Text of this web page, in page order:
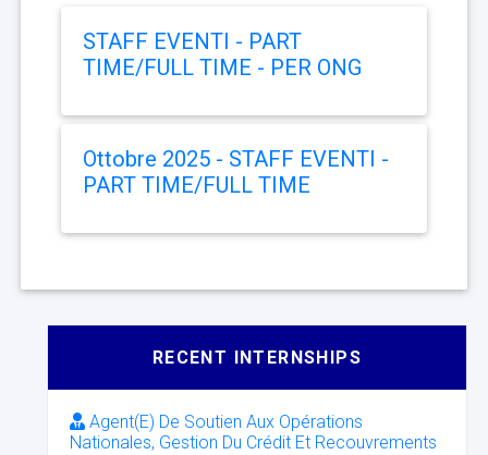
STAFF EVENTI - PART
TIME/FULL TIME - PER ONG
Ottobre 2025 - STAFF EVENTI -
PART TIME/FULL TIME
RECENT INTERNSHIPS
Agent(E) De Soutien Aux Opérations
Nationales, Gestion Du Crédit Et Recouvrements